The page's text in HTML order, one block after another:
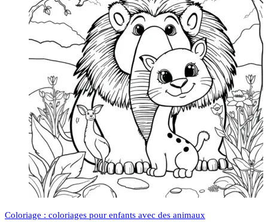
Coloriage : coloriages pour enfants avec des animaux